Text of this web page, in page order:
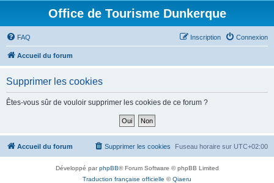
Office de Tourisme Dunkerque
FAQ Connexion
Inscription
Accueil du forum
Supprimer les cookies
Êtes-vous sûr de vouloir supprimer les cookies de ce forum ?
Accueil du forum Fuseau horaire sur UTC+02:00
Supprimer les cookies
Développé parphpBB® Forum Software © phpBB Limited
Traduction française officielle ©Qiaeru